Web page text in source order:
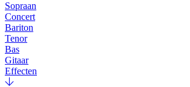
Sopraan
Concert
Bariton
Tenor
Bas
Gitaar
Effecten